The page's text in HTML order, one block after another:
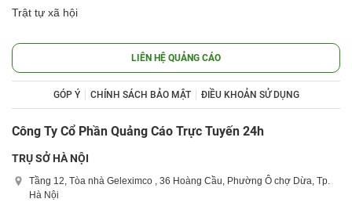
Trật tự xã hội
LIÊN HỆ QUẢNG CÁO
GÓP Ý CHÍNH SÁCH BẢO MẬT ĐIỀU KHOẢN SỬ DỤNG
Công Ty Cổ Phần Quảng Cáo Trực Tuyến 24h
TRỤ SỞ HÀ NỘI
Tầng 12, Tòa nhà Geleximco , 36 Hoàng Cầu, Phường Ô chợ Dừa, Tp.
Hà Nội